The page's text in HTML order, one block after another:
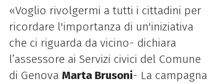
«Voglio rivolgermi a tutti i cittadini per
ricordare l'importanza di un'iniziativa
che ci riguarda da vicino- dichiara
l’assessore ai Servizi civici del Comune
di Genova Marta Brusoni- La campagna